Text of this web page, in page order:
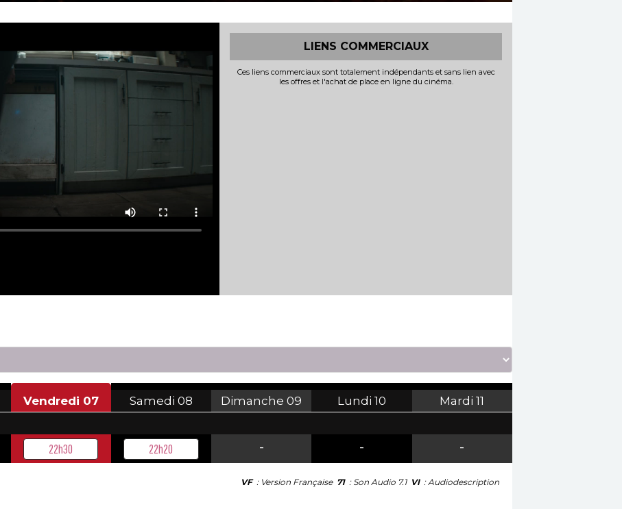
LIENS COMMERCIAUX
Ces liens commerciaux sont totalement indépendants et sans lien avec
les offres et l'achat de place en ligne du cinéma.
Vendredi 07 Samedi 08 Dimanche 09 Lundi 10 Mardi 11
22h30 22h20 - - -
VF : Version Française 71 : Son Audio 7.1 VI : Audiodescription